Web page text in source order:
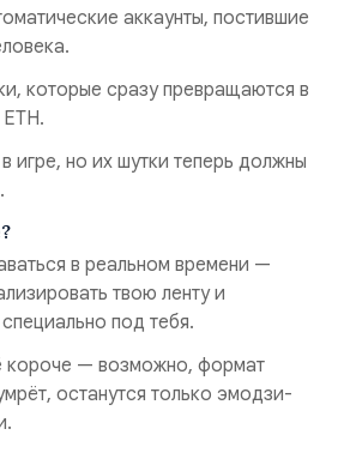
аккаунты, постившие
которые сразу превращаются в
но их шутки теперь должны
в реальном времени —
твою ленту и
под тебя.
— возможно, формат
останутся только эмодзи-